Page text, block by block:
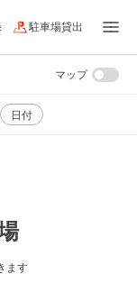
駐車場貸出
日付
マップ
ます